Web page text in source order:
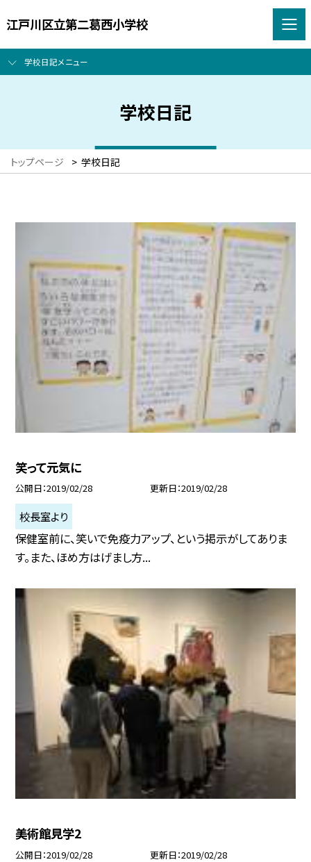
江戸川区立第二葛西小学校
学校日記メニュー
学校日記
トップページ > 学校日記
笑って元気に
公開日 2019/02/28 更新日 2019/02/28
校長室より
保健室前に、笑いで免疫力アップ、という掲示がしてありま
す。また、ほめ方はげまし方...
美術館見学2
公開日 2019/02/28 更新日 2019/02/28